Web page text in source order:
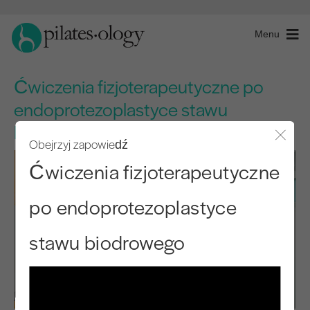
Menu
Ćwiczenia fizjoterapeutyczne po
endoprotezoplastyce stawu
biodrowego
Obejrzyj zapowiedź
Ćwiczenia fizjoterapeutyczne
po endoprotezoplastyce
stawu biodrowego